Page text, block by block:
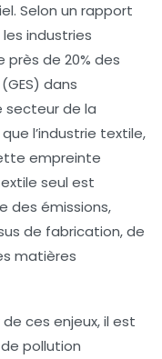
Selon un rapport
les industries
près de 20% des
(GES) dans
secteur de la
l’industrie textile,
empreinte
seul est
des émissions,
de fabrication, de
matières
ces enjeux, il est
pollution